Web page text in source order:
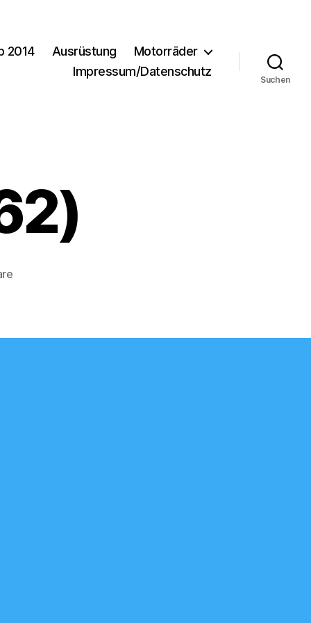
2014 Ausrüstung
Motorräder
Impressum/Datenschutz
Suchen
zu